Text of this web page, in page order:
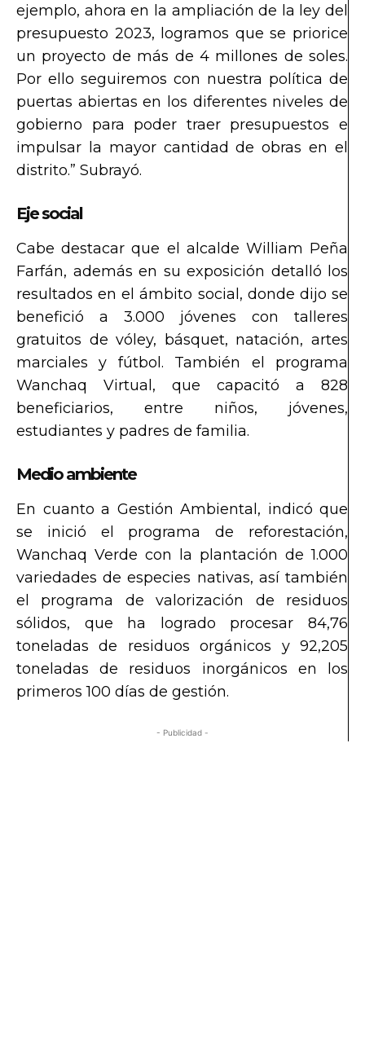
ejemplo, ahora en la ampliación de la ley del
presupuesto 2023, logramos que se priorice
un proyecto de más de 4 millones de soles.
Por ello seguiremos con nuestra política de
puertas abiertas en los diferentes niveles de
gobierno para poder traer presupuestos e
impulsar la mayor cantidad de obras en el
distrito.” Subrayó.
Eje social
Cabe destacar que el alcalde William Peña
Farfán, además en su exposición detalló los
resultados en el ámbito social, donde dijo se
benefició a 3.000 jóvenes con talleres
gratuitos de vóley, básquet, natación, artes
marciales y fútbol. También el programa
Wanchaq Virtual, que capacitó a 828
beneficiarios, entre niños, jóvenes,
estudiantes y padres de familia.
Medio ambiente
En cuanto a Gestión Ambiental, indicó que
se inició el programa de reforestación,
Wanchaq Verde con la plantación de 1.000
variedades de especies nativas, así también
el programa de valorización de residuos
sólidos, que ha logrado procesar 84,76
toneladas de residuos orgánicos y 92,205
toneladas de residuos inorgánicos en los
primeros 100 días de gestión.
- Publicidad -